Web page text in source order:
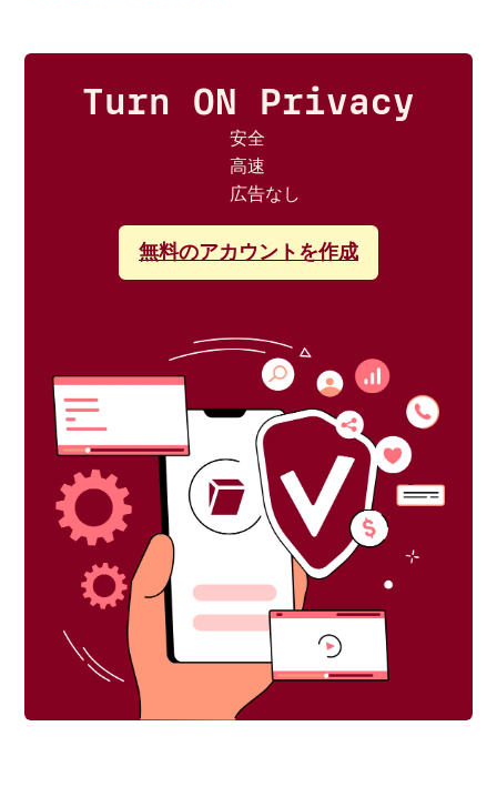
Turn ON Privacy
安全
高速
広告なし
無料のアカウントを作成